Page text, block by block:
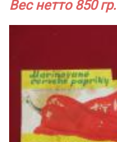
Вес нетто 850 гр.